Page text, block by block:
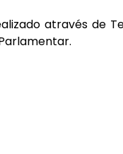
através de